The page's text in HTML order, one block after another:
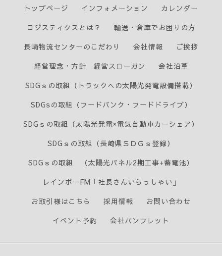
トップページ インフォメーション
カレンダー
ロジスティクスとは？
輸送・倉庫でお困りの方
長崎物流センターのこだわり
会社情報
ご挨拶
経営理念・方針 経営スローガン
会社沿革
SDGｓの取組（トラックへの太陽光発電設備搭載）
SDGsの取組（フードバンク・フードドライブ）
SDGｓの取組（太陽光発電×電気自動車カーシェア）
SDGｓの取組（長崎県ＳＤＧｓ登録）
SDGｓの取組 （太陽光パネル2期工事+蓄電池）
レインボーFM「社長さんいらっしゃい」
お取引様はこちら
採用情報
お問い合わせ
イベント予約
会社パンフレット